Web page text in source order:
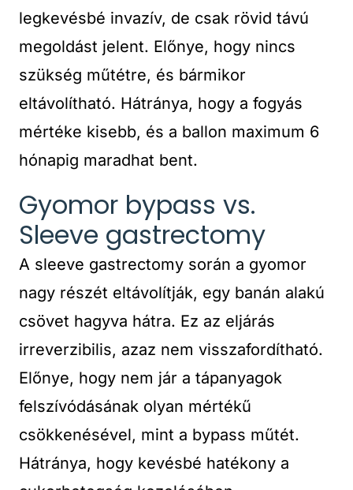
legkevésbé invazív, de csak rövid távú
megoldást jelent. Előnye, hogy nincs
szükség műtétre, és bármikor
eltávolítható. Hátránya, hogy a fogyás
mértéke kisebb, és a ballon maximum 6
hónapig maradhat bent.
Gyomor bypass vs.
Sleeve gastrectomy
A sleeve gastrectomy során a gyomor
nagy részét eltávolítják, egy banán alakú
csövet hagyva hátra. Ez az eljárás
irreverzibilis, azaz nem visszafordítható.
Előnye, hogy nem jár a tápanyagok
felszívódásának olyan mértékű
csökkenésével, mint a bypass műtét.
Hátránya, hogy kevésbé hatékony a